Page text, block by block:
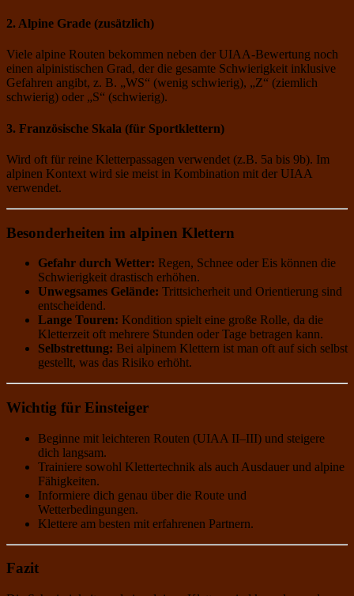
2. Alpine Grade (zusätzlich)
Viele alpine Routen bekommen neben der UIAA-Bewertung noch
einen alpinistischen Grad, der die gesamte Schwierigkeit inklusive
Gefahren angibt, z. B. „WS“ (wenig schwierig), „Z“ (ziemlich
schwierig) oder „S“ (schwierig).
3. Französische Skala (für Sportklettern)
Wird oft für reine Kletterpassagen verwendet (z.B. 5a bis 9b). Im
alpinen Kontext wird sie meist in Kombination mit der UIAA
verwendet.
Besonderheiten im alpinen Klettern
Gefahr durch Wetter: Regen, Schnee oder Eis können die
Schwierigkeit drastisch erhöhen.
Unwegsames Gelände: Trittsicherheit und Orientierung sind
entscheidend.
Lange Touren: Kondition spielt eine große Rolle, da die
Kletterzeit oft mehrere Stunden oder Tage betragen kann.
Selbstrettung: Bei alpinem Klettern ist man oft auf sich selbst
gestellt, was das Risiko erhöht.
Wichtig für Einsteiger
Beginne mit leichteren Routen (UIAA II–III) und steigere
dich langsam.
Trainiere sowohl Klettertechnik als auch Ausdauer und alpine
Fähigkeiten.
Informiere dich genau über die Route und
Wetterbedingungen.
Klettere am besten mit erfahrenen Partnern.
Fazit